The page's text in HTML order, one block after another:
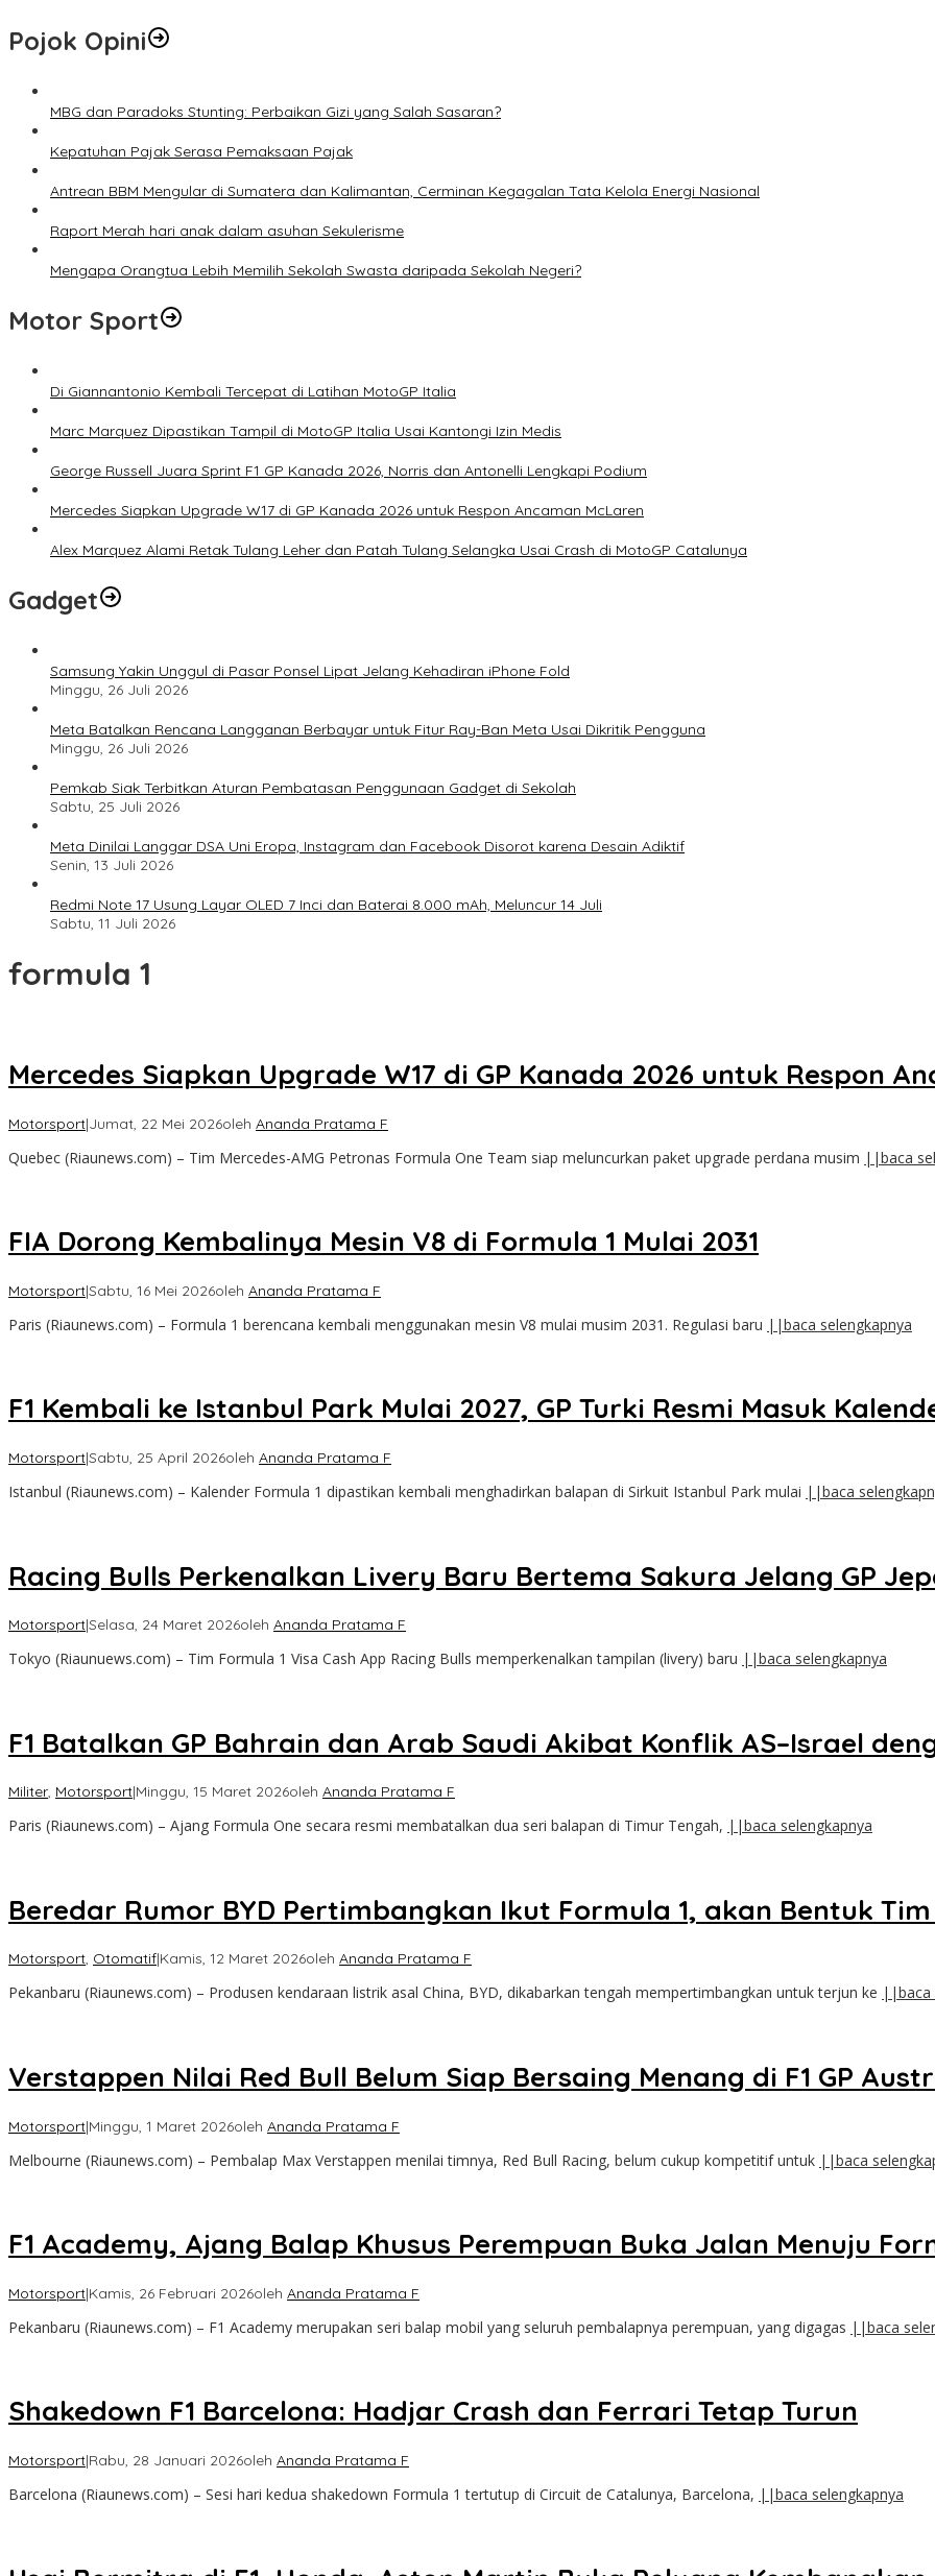
Pojok Opini
MBG dan Paradoks Stunting: Perbaikan Gizi yang Salah Sasaran?
Kepatuhan Pajak Serasa Pemaksaan Pajak
Antrean BBM Mengular di Sumatera dan Kalimantan, Cerminan Kegagalan Tata Kelola Energi Nasional
Raport Merah hari anak dalam asuhan Sekulerisme
Mengapa Orangtua Lebih Memilih Sekolah Swasta daripada Sekolah Negeri?
Motor Sport
Di Giannantonio Kembali Tercepat di Latihan MotoGP Italia
Marc Marquez Dipastikan Tampil di MotoGP Italia Usai Kantongi Izin Medis
George Russell Juara Sprint F1 GP Kanada 2026, Norris dan Antonelli Lengkapi Podium
Mercedes Siapkan Upgrade W17 di GP Kanada 2026 untuk Respon Ancaman McLaren
Alex Marquez Alami Retak Tulang Leher dan Patah Tulang Selangka Usai Crash di MotoGP Catalunya
Gadget
Samsung Yakin Unggul di Pasar Ponsel Lipat Jelang Kehadiran iPhone Fold
Minggu, 26 Juli 2026
Meta Batalkan Rencana Langganan Berbayar untuk Fitur Ray-Ban Meta Usai Dikritik Pengguna
Minggu, 26 Juli 2026
Pemkab Siak Terbitkan Aturan Pembatasan Penggunaan Gadget di Sekolah
Sabtu, 25 Juli 2026
Meta Dinilai Langgar DSA Uni Eropa, Instagram dan Facebook Disorot karena Desain Adiktif
Senin, 13 Juli 2026
Redmi Note 17 Usung Layar OLED 7 Inci dan Baterai 8.000 mAh, Meluncur 14 Juli
Sabtu, 11 Juli 2026
formula 1
Mercedes Siapkan Upgrade W17 di GP Kanada 2026 untuk Respon
Motorsport|Jumat, 22 Mei 2026oleh Ananda Pratama F
Quebec (Riaunews.com) – Tim Mercedes-AMG Petronas Formula One Team siap meluncurkan paket upgrade perdana musim ||baca
FIA Dorong Kembalinya Mesin V8 di Formula 1 Mulai 2031
Motorsport|Sabtu, 16 Mei 2026oleh Ananda Pratama F
Paris (Riaunews.com) – Formula 1 berencana kembali menggunakan mesin V8 mulai musim 2031. Regulasi baru ||baca selengkapnya
F1 Kembali ke Istanbul Park Mulai 2027, GP Turki Resmi Masuk
Motorsport|Sabtu, 25 April 2026oleh Ananda Pratama F
Istanbul (Riaunews.com) – Kalender Formula 1 dipastikan kembali menghadirkan balapan di Sirkuit Istanbul Park mulai ||baca
Racing Bulls Perkenalkan Livery Baru Bertema Sakura Jelang GP
Motorsport|Selasa, 24 Maret 2026oleh Ananda Pratama F
Tokyo (Riaunuews.com) – Tim Formula 1 Visa Cash App Racing Bulls memperkenalkan tampilan (livery) baru ||baca selengkapnya
F1 Batalkan GP Bahrain dan Arab Saudi Akibat Konflik AS–Israel
Militer, Motorsport|Minggu, 15 Maret 2026oleh Ananda Pratama F
Paris (Riaunews.com) – Ajang Formula One secara resmi membatalkan dua seri balapan di Timur Tengah, ||baca selengkapnya
Beredar Rumor BYD Pertimbangkan Ikut Formula 1, akan Bentuk
Motorsport, Otomatif|Kamis, 12 Maret 2026oleh Ananda Pratama F
Pekanbaru (Riaunews.com) – Produsen kendaraan listrik asal China, BYD, dikabarkan tengah mempertimbangkan untuk terjun ke ||baca
Verstappen Nilai Red Bull Belum Siap Bersaing Menang di F1 GP
Motorsport|Minggu, 1 Maret 2026oleh Ananda Pratama F
Melbourne (Riaunews.com) – Pembalap Max Verstappen menilai timnya, Red Bull Racing, belum cukup kompetitif untuk ||baca
F1 Academy, Ajang Balap Khusus Perempuan Buka Jalan Menuju
Motorsport|Kamis, 26 Februari 2026oleh Ananda Pratama F
Pekanbaru (Riaunews.com) – F1 Academy merupakan seri balap mobil yang seluruh pembalapnya perempuan, yang digagas ||baca
Shakedown F1 Barcelona: Hadjar Crash dan Ferrari Tetap Turun
Motorsport|Rabu, 28 Januari 2026oleh Ananda Pratama F
Barcelona (Riaunews.com) – Sesi hari kedua shakedown Formula 1 tertutup di Circuit de Catalunya, Barcelona, ||baca selengkapnya